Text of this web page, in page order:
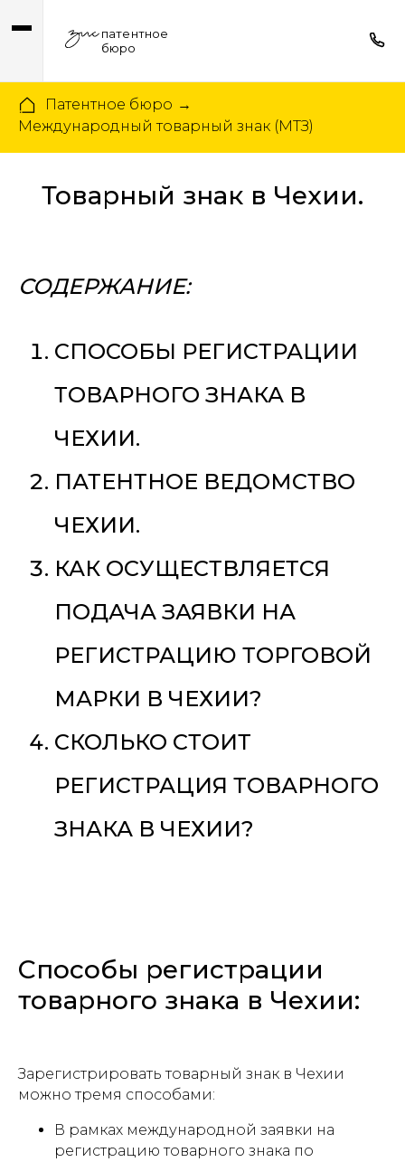
патентное
бюро
Патентное бюро →
Международный товарный знак (МТЗ)
Товарный знак в Чехии.
СОДЕРЖАНИЕ:
СПОСОБЫ РЕГИСТРАЦИИ
ТОВАРНОГО ЗНАКА В
ЧЕХИИ.
ПАТЕНТНОЕ ВЕДОМСТВО
ЧЕХИИ.
КАК ОСУЩЕСТВЛЯЕТСЯ
ПОДАЧА ЗАЯВКИ НА
РЕГИСТРАЦИЮ ТОРГОВОЙ
МАРКИ В ЧЕХИИ?
СКОЛЬКО СТОИТ
РЕГИСТРАЦИЯ ТОВАРНОГО
ЗНАКА В ЧЕХИИ?
Способы регистрации
товарного знака в Чехии:
Зарегистрировать товарный знак в Чехии
можно тремя способами:
В рамках международной заявки на
регистрацию товарного знака по